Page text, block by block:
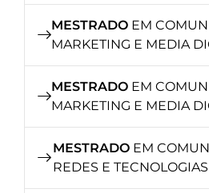
MESTRADO EM
MARKETING E MEDIA
MESTRADO EM
MARKETING E MEDIA
MESTRADO EM
REDES E TECNOLOGIAS